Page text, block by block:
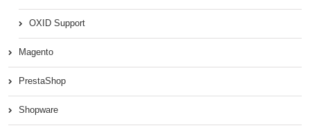
OXID Support
Magento
PrestaShop
Shopware